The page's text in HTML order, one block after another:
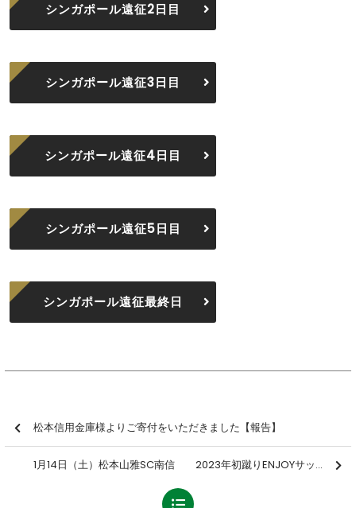
シンガポール遠征2日目
シンガポール遠征3日目
シンガポール遠征4日目
シンガポール遠征5日目
シンガポール遠征最終日
松本信用金庫様よりご寄付をいただきました【報告】
1月14日（土）松本山雅SC南信 2023年初蹴りENJOYサッカー！！参加者募集のお知らせ